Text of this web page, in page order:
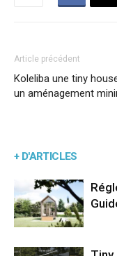
Article précédent
Koleliba une tiny
un aménagement
+ D'ARTICLES